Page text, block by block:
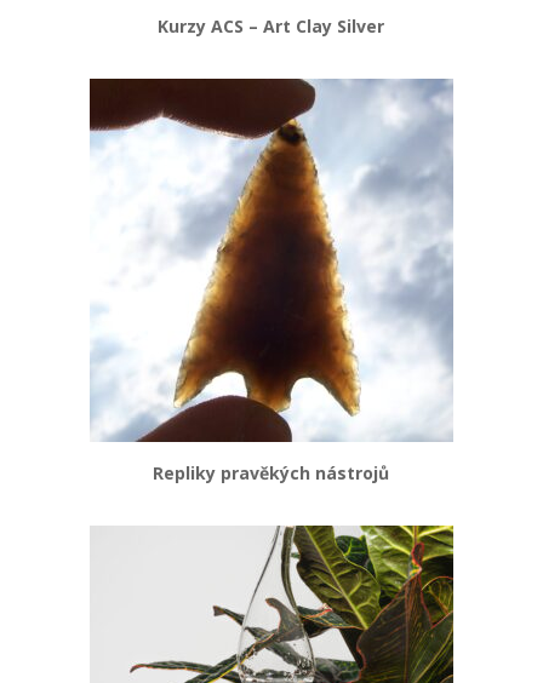
Kurzy ACS – Art Clay Silver
Repliky pravěkých nástrojů